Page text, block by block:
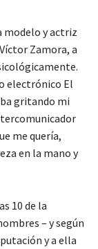
modelo y actriz
Zamora, a
electrónico El
gritando mi
me quería,
en la mano y
10 de la
– y según
y a ella